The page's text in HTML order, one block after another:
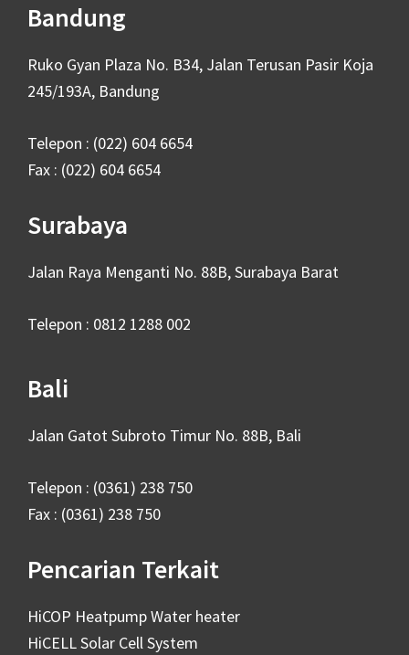
Bandung
Ruko Gyan Plaza No. B34, Jalan Terusan Pasir Koja
245/193A, Bandung
Telepon : (022) 604 6654
Fax : (022) 604 6654
Surabaya
Jalan Raya Menganti No. 88B, Surabaya Barat
Telepon : 0812 1288 002
Bali
Jalan Gatot Subroto Timur No. 88B, Bali
Telepon : (0361) 238 750
Fax : (0361) 238 750
Pencarian Terkait
HiCOP Heatpump Water heater
HiCELL Solar Cell System